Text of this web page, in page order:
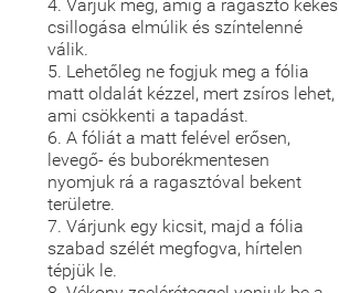
4. Várjuk meg, amíg a ragasztó kékes
csillogása elmúlik és színtelenné
válik.
5. Lehetőleg ne fogjuk meg a fólia
matt oldalát kézzel, mert zsíros lehet,
ami csökkenti a tapadást.
6. A fóliát a matt felével erősen,
levegő- és buborékmentesen
nyomjuk rá a ragasztóval bekent
területre.
7. Várjunk egy kicsit, majd a fólia
szabad szélét megfogva, hírtelen
tépjük le.